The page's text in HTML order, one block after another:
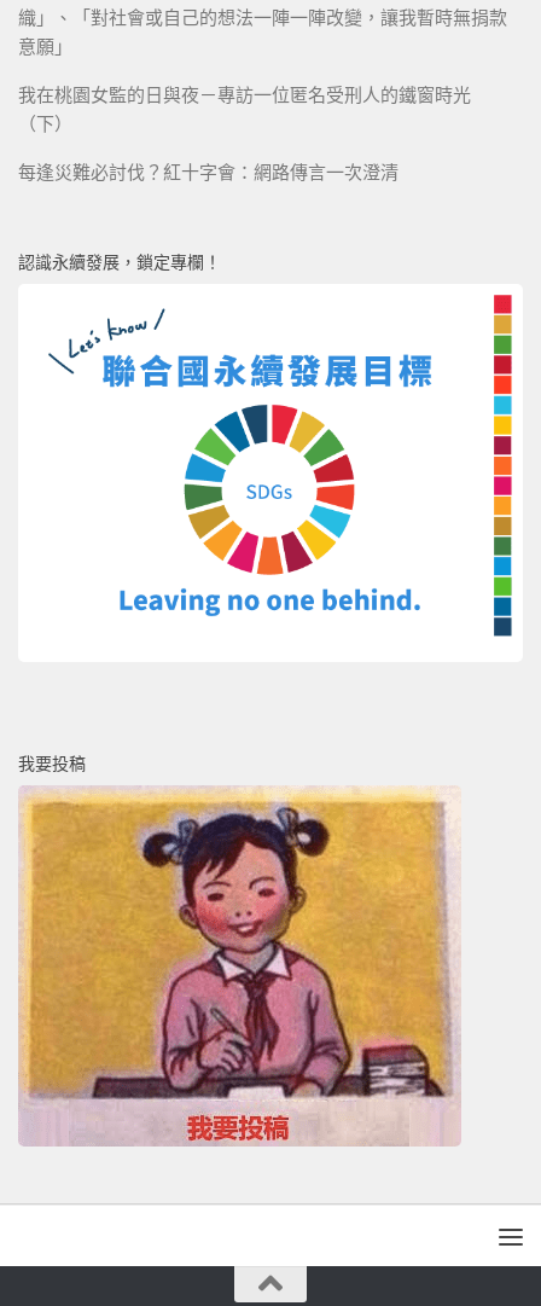
織」、「對社會或自己的想法一陣一陣改變，讓我暫時無捐款
意願」
我在桃園女監的日與夜－專訪一位匿名受刑人的鐵窗時光
（下）
每逢災難必討伐？紅十字會：網路傳言一次澄清
認識永續發展，鎖定專欄！
我要投稿